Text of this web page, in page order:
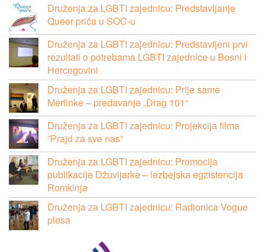
Druženja za LGBTI zajednicu: Predstavljanje
Queer priča u SOC-u
Druženja za LGBTI zajednicu: Predstavljeni prvi
rezultati o potrebama LGBTI zajednice u Bosni i
Hercegovini
Druženja za LGBTI zajednicu: Prije same
Merlinke – predavanje „Drag 101“
Druženja za LGBTI zajednicu: Projekcija filma
”Prajd za sve nas”
Druženja za LGBTI zajednicu: Promocija
publikacije Džuvljarke – lezbejska egzistencija
Romkinja
Druženja za LGBTI zajednicu: Radionica Vogue
plesa